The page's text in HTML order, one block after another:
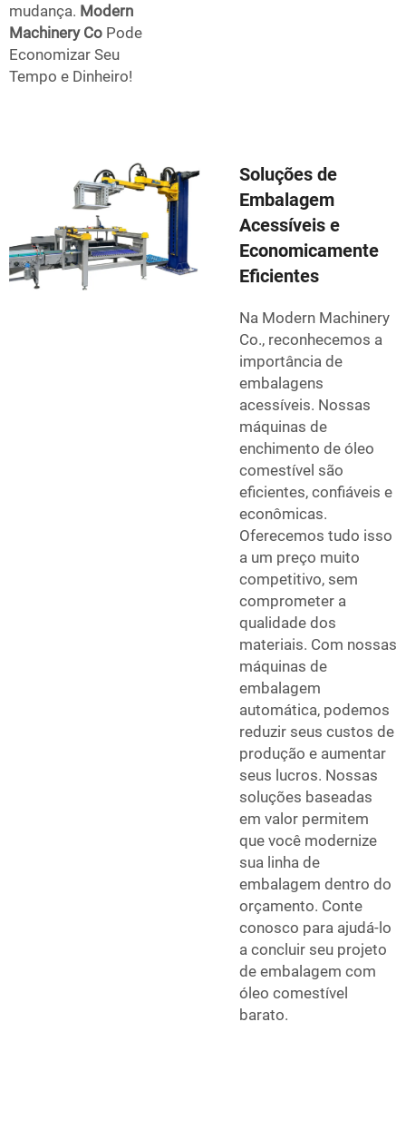
mudança. Modern
Machinery Co Pode
Economizar Seu
Tempo e Dinheiro!
Soluções de
Embalagem
Acessíveis e
Economicamente
Eficientes
Na Modern Machinery
Co., reconhecemos a
importância de
embalagens
acessíveis. Nossas
máquinas de
enchimento de óleo
comestível são
eficientes, confiáveis e
econômicas.
Oferecemos tudo isso
a um preço muito
competitivo, sem
comprometer a
qualidade dos
materiais. Com nossas
máquinas de
embalagem
automática, podemos
reduzir seus custos de
produção e aumentar
seus lucros. Nossas
soluções baseadas
em valor permitem
que você modernize
sua linha de
embalagem dentro do
orçamento. Conte
conosco para ajudá-lo
a concluir seu projeto
de embalagem com
óleo comestível
barato.